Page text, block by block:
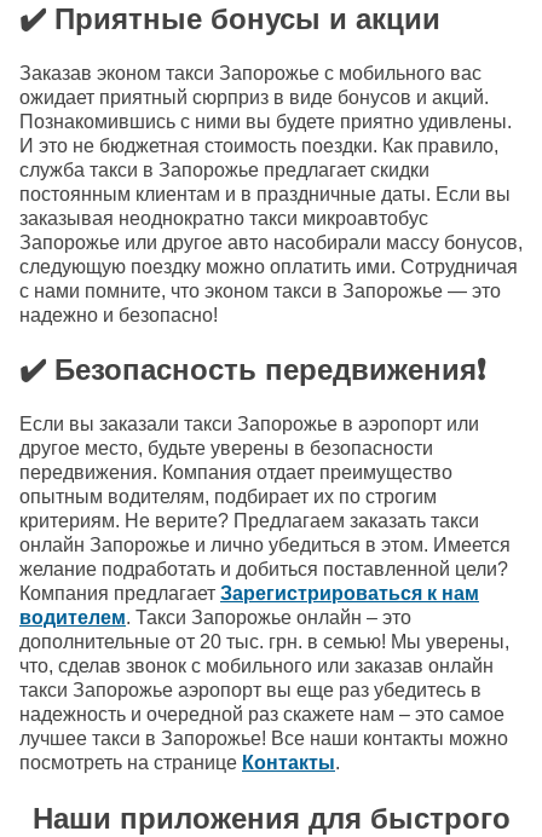
✔️ Приятные бонусы и акции
Заказав эконом такси Запорожье с мобильного вас
ожидает приятный сюрприз в виде бонусов и акций.
Познакомившись с ними вы будете приятно удивлены.
И это не бюджетная стоимость поездки. Как правило,
служба такси в Запорожье предлагает скидки
постоянным клиентам и в праздничные даты. Если вы
заказывая неоднократно такси микроавтобус
Запорожье или другое авто насобирали массу бонусов,
следующую поездку можно оплатить ими. Сотрудничая
с нами помните, что эконом такси в Запорожье — это
надежно и безопасно!
✔️ Безопасность передвижения❗
Если вы заказали такси Запорожье в аэропорт или
другое место, будьте уверены в безопасности
передвижения. Компания отдает преимущество
опытным водителям, подбирает их по строгим
критериям. Не верите? Предлагаем заказать такси
онлайн Запорожье и лично убедиться в этом. Имеется
желание подработать и добиться поставленной цели?
Компания предлагает Зарегистрироваться к нам
водителем. Такси Запорожье онлайн – это
дополнительные от 20 тыс. грн. в семью! Мы уверены,
что, сделав звонок с мобильного или заказав онлайн
такси Запорожье аэропорт вы еще раз убедитесь в
надежность и очередной раз скажете нам – это самое
лучшее такси в Запорожье! Все наши контакты можно
посмотреть на странице Контакты.
Наши приложения для быстрого